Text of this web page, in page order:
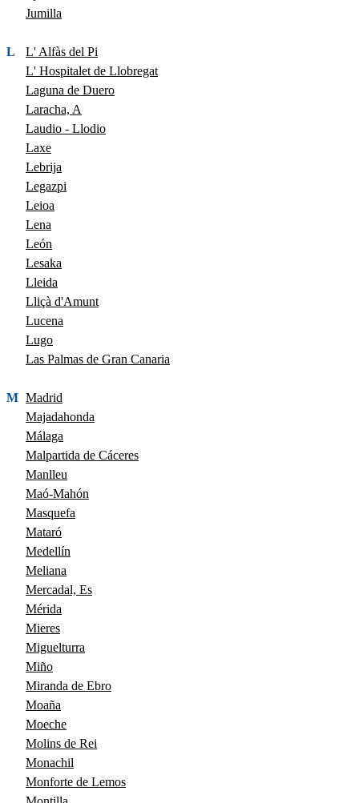
Jumilla
L
L' Alfàs del Pi
L' Hospitalet de Llobregat
Laguna de Duero
Laracha, A
Laudio - Llodio
Laxe
Lebrija
Legazpi
Leioa
Lena
León
Lesaka
Lleida
Lliçà d'Amunt
Lucena
Lugo
Las Palmas de Gran Canaria
M Madrid
Majadahonda
Málaga
Malpartida de Cáceres
Manlleu
Maó-Mahón
Masquefa
Mataró
Medellín
Meliana
Mercadal, Es
Mérida
Mieres
Miguelturra
Miño
Miranda de Ebro
Moaña
Moeche
Molins de Rei
Monachil
Monforte de Lemos